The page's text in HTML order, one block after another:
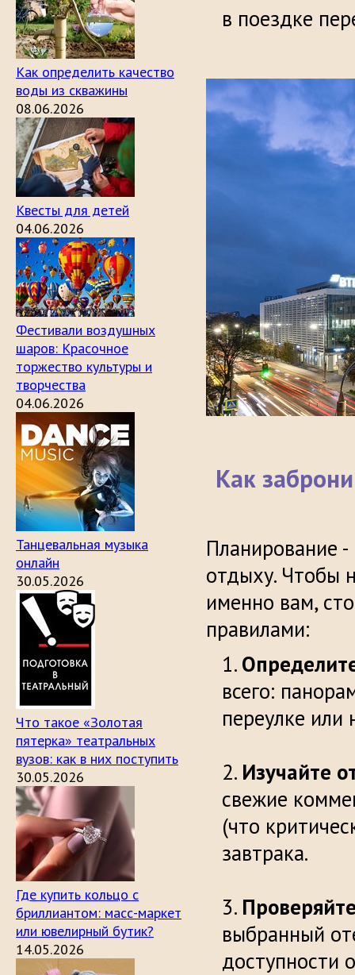
Как определить качество
воды из скважины
08.06.2026
Квесты для детей
04.06.2026
Фестивали воздушных
шаров: Красочное
торжество культуры и
творчества
04.06.2026
Танцевальная музыка
онлайн
30.05.2026
Что такое «Золотая
пятерка» театральных
вузов: как в них поступить
30.05.2026
Где купить кольцо с
бриллиантом: масс-маркет
или ювелирный бутик?
14.05.2026
в поездке
Как
Планирование
отдыху. Чтобы
именно вам,
правилами:
всего:
Изучайте
свежие
(что
выбранный